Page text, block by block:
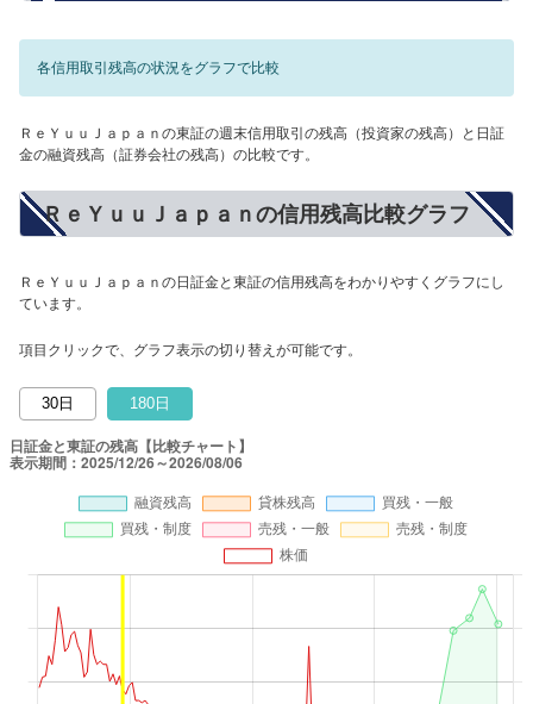
各信用取引残高の状況をグラフで比較
ＲｅＹｕｕＪａｐａｎの東証の週末信用取引の残高（投資家の残高）と日証
金の融資残高（証券会社の残高）の比較です。
ＲｅＹｕｕＪａｐａｎの信用残高比較グラフ
ＲｅＹｕｕＪａｐａｎの日証金と東証の信用残高をわかりやすくグラフにし
ています。
項目クリックで、グラフ表示の切り替えが可能です。
30日 180日